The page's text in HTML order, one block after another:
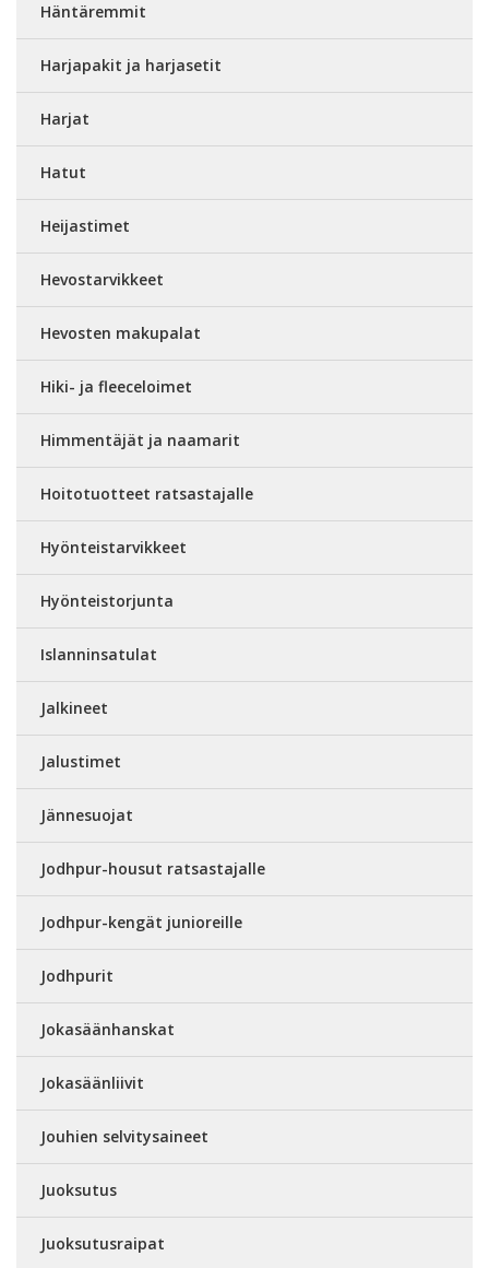
Häntäremmit
Harjapakit ja harjasetit
Harjat
Hatut
Heijastimet
Hevostarvikkeet
Hevosten makupalat
Hiki- ja fleeceloimet
Himmentäjät ja naamarit
Hoitotuotteet ratsastajalle
Hyönteistarvikkeet
Hyönteistorjunta
Islanninsatulat
Jalkineet
Jalustimet
Jännesuojat
Jodhpur-housut ratsastajalle
Jodhpur-kengät junioreille
Jodhpurit
Jokasäänhanskat
Jokasäänliivit
Jouhien selvitysaineet
Juoksutus
Juoksutusraipat